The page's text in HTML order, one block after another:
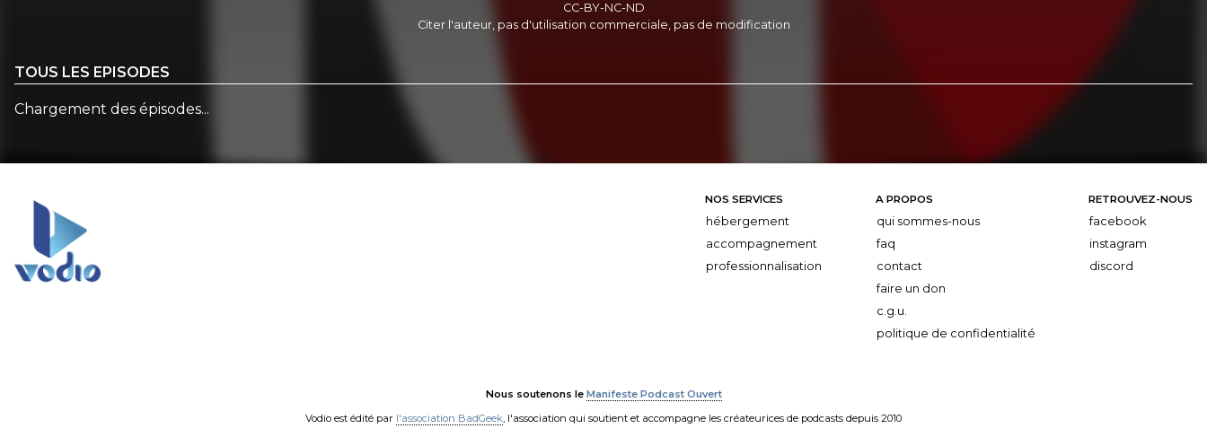
CC-BY-NC-ND
Citer l'auteur, pas d'utilisation commerciale, pas de modification
TOUS LES EPISODES
Chargement des épisodes...
NOS SERVICES
hébergement
accompagnement
professionnalisation
A PROPOS
qui sommes-nous
faq
contact
faire un don
c.g.u.
politique de confidentialité
RETROUVEZ-NOUS
facebook
instagram
discord
Nous soutenons le Manifeste Podcast Ouvert
Vodio est édité par l'association BadGeek , l'association qui soutient et accompagne les créateurices de podcasts depuis 2010